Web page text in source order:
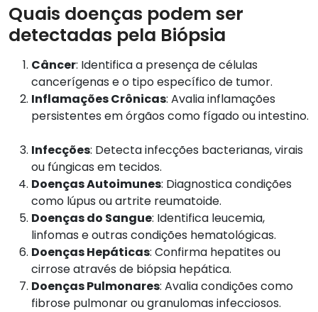
Quais doenças podem ser
detectadas pela Biópsia
Câncer: Identifica a presença de células
cancerígenas e o tipo específico de tumor.
Inflamações Crônicas: Avalia inflamações
persistentes em órgãos como fígado ou intestino.
Infecções: Detecta infecções bacterianas, virais
ou fúngicas em tecidos.
Doenças Autoimunes: Diagnostica condições
como lúpus ou artrite reumatoide.
Doenças do Sangue: Identifica leucemia,
linfomas e outras condições hematológicas.
Doenças Hepáticas: Confirma hepatites ou
cirrose através de biópsia hepática.
Doenças Pulmonares: Avalia condições como
fibrose pulmonar ou granulomas infecciosos.